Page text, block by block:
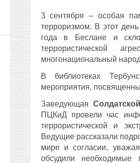
3 сентября – особая
терроризмом. В этот
года в Беслане и
террористической
многонациональный
В библиотеках
мероприятия,
Заведующая
ПЦКиД провели час
террористической и
Ведущие рассказали
мире и согласии,
обсудили необходимые